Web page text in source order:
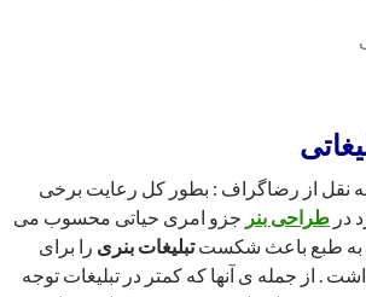
نقل از رضاگراف : بطور کل رعایت برخی
در طراحی بنر جزو امری حیاتی محسوب می
به طبع باعث شکستتبلیغات بنری را برای
. از جمله ی آنها که کمتر در تبلیغات توجه